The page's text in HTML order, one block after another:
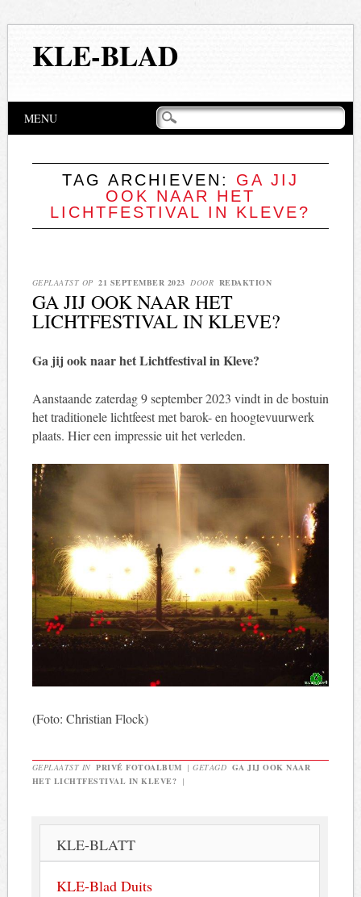
KLE-BLAD
Hoofdmenu
springen
MENU
TAG ARCHIEVEN: GA JIJ
OOK NAAR HET
LICHTFESTIVAL IN KLEVE?
GEPLAATST OP 21 SEPTEMBER 2023 DOOR REDAKTION
GA JIJ OOK NAAR HET
LICHTFESTIVAL IN KLEVE?
Ga jij ook naar het Lichtfestival in Kleve?
Aanstaande zaterdag 9 september 2023 vindt in de bostuin
het traditionele lichtfeest met barok- en hoogtevuurwerk
plaats. Hier een impressie uit het verleden.
(Foto: Christian Flock)
GEPLAATST IN PRIVÉ FOTOALBUM |GETAGD GA JIJ OOK NAAR
HET LICHTFESTIVAL IN KLEVE? |
KLE-BLATT
KLE-Blad Duits